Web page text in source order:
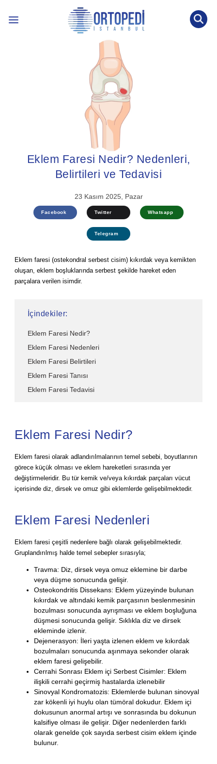
İLETİŞİM: 0536 452 53 77
INTERNATIONAL PATIENT
ÖNE ÇIKAN KONULAR ↓
Eklem Faresi Nedir? Nedenleri,
Belirtileri ve Tedavisi
23 Kasım 2025, Pazar
Facebook Twitter Whatsapp
Telegram
Eklem faresi (ostekondral serbest cisim) kıkırdak veya kemikten
oluşan, eklem boşluklarında serbest şekilde hareket eden
parçalara verilen isimdir.
İçindekiler:
Eklem Faresi Nedir?
Eklem Faresi Nedenleri
Eklem Faresi Belirtileri
Eklem Faresi Tanısı
Eklem Faresi Tedavisi
Eklem Faresi Nedir?
Eklem faresi olarak adlandırılmalarının temel sebebi, boyutlarının
görece küçük olması ve eklem hareketleri sırasında yer
değiştirmeleridir. Bu tür kemik ve/veya kıkırdak parçaları vücut
içerisinde diz, dirsek ve omuz gibi eklemlerde gelişebilmektedir.
Eklem Faresi Nedenleri
Eklem faresi çeşitli nedenlere bağlı olarak gelişebilmektedir.
Gruplandırılmış halde temel sebepler sırasıyla;
Travma: Diz, dirsek veya omuz eklemine bir darbe
veya düşme sonucunda gelişir.
Osteokondritis Dissekans: Eklem yüzeyinde bulunan
kıkırdak ve altındaki kemik parçasının beslenmesinin
bozulması sonucunda ayrışması ve eklem boşluğuna
düşmesi sonucunda gelişir. Sıklıkla diz ve dirsek
ekleminde izlenir.
Dejenerasyon: İleri yaşta izlenen eklem ve kıkırdak
bozulmaları sonucunda aşınmaya sekonder olarak
eklem faresi gelişebilir.
Cerrahi Sonrası Eklem içi Serbest Cisimler: Eklem
ilişkili cerrahi geçirmiş hastalarda izlenebilir
Sinovyal Kondromatozis: Eklemlerde bulunan sinovyal
zar kökenli iyi huylu olan tümöral dokudur. Eklem içi
dokusunun anormal artışı ve sonrasında bu dokunun
kalsifiye olması ile gelişir. Diğer nedenlerden farklı
olarak genelde çok sayıda serbest cisim eklem içinde
bulunur.